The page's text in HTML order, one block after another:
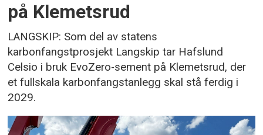
på Klemetsrud
LANGSKIP: Som del av statens
karbonfangstprosjekt Langskip tar Hafslund
Celsio i bruk EvoZero-sement på Klemetsrud, der
et fullskala karbonfangstanlegg skal stå ferdig i
2029.